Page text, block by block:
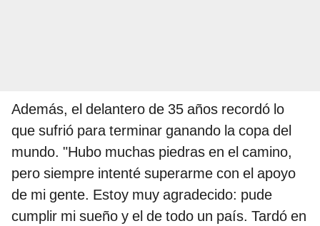
Además, el delantero de 35 años recordó lo
que sufrió para terminar ganando la copa del
mundo. "Hubo muchas piedras en el camino,
pero siempre intenté superarme con el apoyo
de mi gente. Estoy muy agradecido: pude
cumplir mi sueño y el de todo un país. Tardó en